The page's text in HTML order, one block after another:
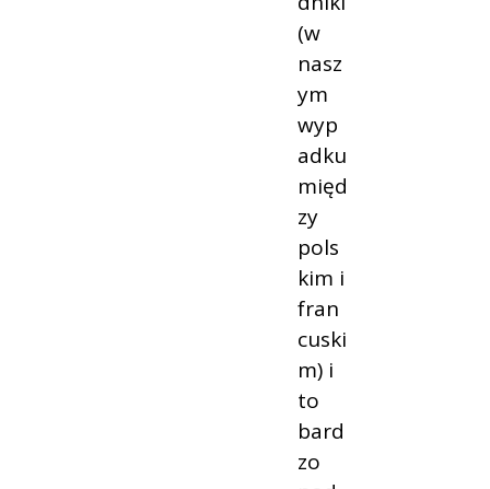
(w
nasz
ym
wyp
adku
międ
zy
pols
kim i
fran
cuski
m) i
to
bard
zo